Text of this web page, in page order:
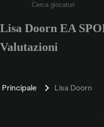
Inserisci un
Lisa Doorn EA
Valutazioni
Principale Lisa Doorn